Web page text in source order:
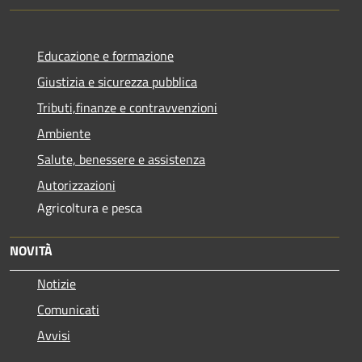
Educazione e formazione
Giustizia e sicurezza pubblica
Tributi,finanze e contravvenzioni
Ambiente
Salute, benessere e assistenza
Autorizzazioni
Agricoltura e pesca
NOVITÀ
Notizie
Comunicati
Avvisi